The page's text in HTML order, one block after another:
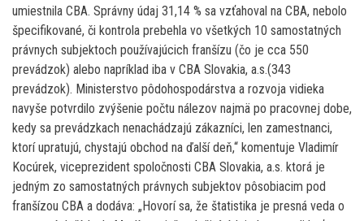
umiestnila CBA. Správny údaj 31,14 % sa vzťahoval na CBA, nebolo
špecifikované, či kontrola prebehla vo všetkých 10 samostatných
právnych subjektoch používajúcich franšízu (čo je cca 550
prevádzok) alebo napríklad iba v CBA Slovakia, a.s.(343
prevádzok). Ministerstvo pôdohospodárstva a rozvoja vidieka
navyše potvrdilo zvýšenie počtu nálezov najmä po pracovnej dobe,
kedy sa prevádzkach nenachádzajú zákazníci, len zamestnanci,
ktorí upratujú, chystajú obchod na ďalší deň,“ komentuje Vladimír
Kocúrek, viceprezident spoločnosti CBA Slovakia, a.s. ktorá je
jedným zo samostatných právnych subjektov pôsobiacim pod
franšízou CBA a dodáva: „Hovorí sa, že štatistika je presná veda o